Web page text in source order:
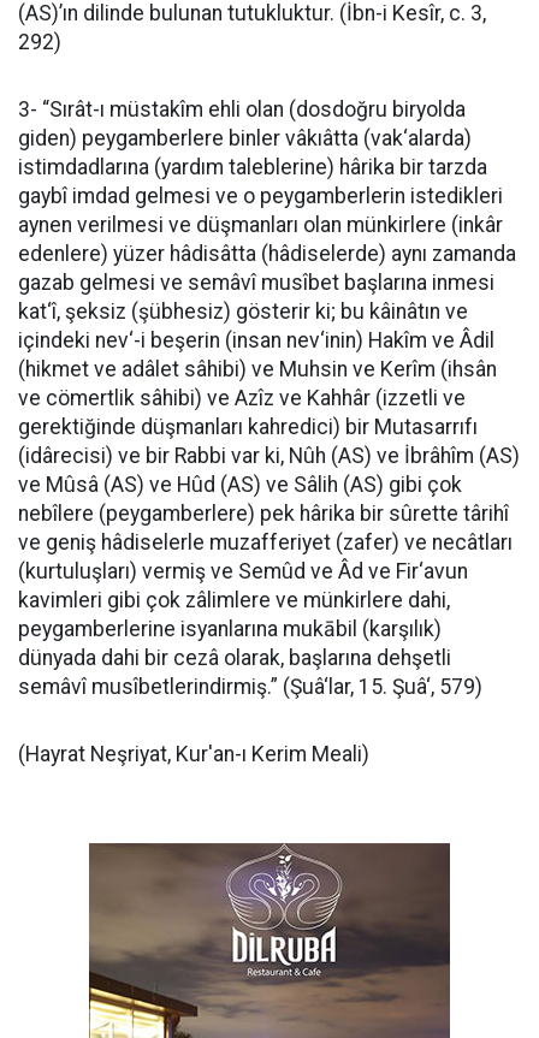
(AS)’ın dilinde bulunan tutukluktur. (İbn-i Kesîr, c. 3,
292)
3- “Sırât-ı müstakîm ehli olan (dosdoğru biryolda
giden) peygamberlere binler vâkıâtta (vak‘alarda)
istimdadlarına (yardım taleblerine) hârika bir tarzda
gaybî imdad gelmesi ve o peygamberlerin istedikleri
aynen verilmesi ve düşmanları olan münkirlere (inkâr
edenlere) yüzer hâdisâtta (hâdiselerde) aynı zamanda
gazab gelmesi ve semâvî musîbet başlarına inmesi
kat‘î, şeksiz (şübhesiz) gösterir ki; bu kâinâtın ve
içindeki nev‘-i beşerin (insan nev‘inin) Hakîm ve Âdil
(hikmet ve adâlet sâhibi) ve Muhsin ve Kerîm (ihsân
ve cömertlik sâhibi) ve Azîz ve Kahhâr (izzetli ve
gerektiğinde düşmanları kahredici) bir Mutasarrıfı
(idârecisi) ve bir Rabbi var ki, Nûh (AS) ve İbrâhîm (AS)
ve Mûsâ (AS) ve Hûd (AS) ve Sâlih (AS) gibi çok
nebîlere (peygamberlere) pek hârika bir sûrette târihî
ve geniş hâdiselerle muzafferiyet (zafer) ve necâtları
(kurtuluşları) vermiş ve Semûd ve Âd ve Fir‘avun
kavimleri gibi çok zâlimlere ve münkirlere dahi,
peygamberlerine isyanlarına mukābil (karşılık)
dünyada dahi bir cezâ olarak, başlarına dehşetli
semâvî musîbetlerindirmiş.” (Şuâ‘lar, 15. Şuâ‘, 579)
(Hayrat Neşriyat, Kur'an-ı Kerim Meali)